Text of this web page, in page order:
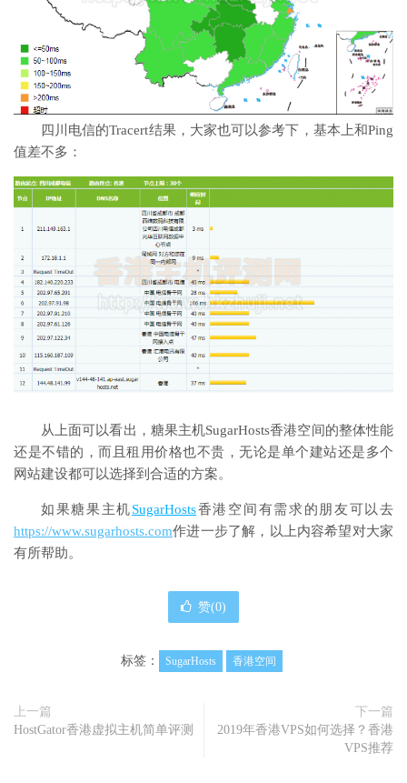
四川电信的Tracert结果，大家也可以参考下，基本上和Ping
值差不多：
从上面可以看出，糖果主机SugarHosts香港空间的整体性能
还是不错的，而且租用价格也不贵，无论是单个建站还是多个
网站建设都可以选择到合适的方案。
如果糖果主机SugarHosts香港空间有需求的朋友可以去
https://www.sugarhosts.com作进一步了解，以上内容希望对大家
有所帮助。
赞(0)
标签： SugarHosts 香港空间
上一篇
HostGator香港虚拟主机简单评测
下一篇
2019年香港VPS如何选择？香港
VPS推荐